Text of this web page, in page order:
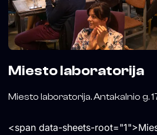
Miesto laboratorija
Miesto laboratorija. Antakalnio g.
<span data-sheets-